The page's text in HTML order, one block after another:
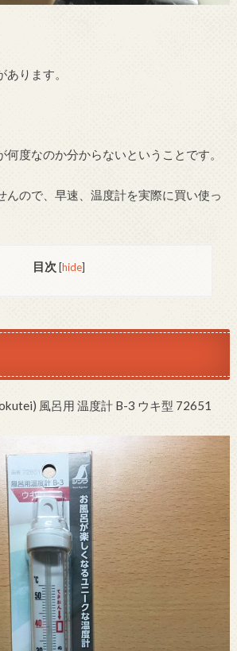
ります。
何度なのか分からないということです。
んので、早速、温度計を実際に買い使っ
目次 [hide]
風呂用 温度計 B-3 ウキ型 72651